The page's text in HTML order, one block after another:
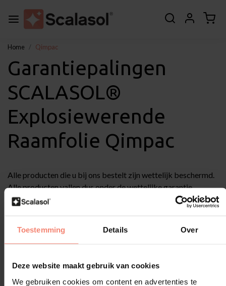
Toestemming Details Over
Deze website maakt gebruik van cookies
We gebruiken cookies om content en advertenties te
Home Qimpac
Garantiepalingen
SCALASOL®
Explosiewerende
Raamfolie Qimpac
Alle producten die u bij ons bestelt zijn wettelijk beschermd.
Alle producten vallen dus onder de wettelijke garantie.
De wettelijke garantie houdt in dat een product is of moet
Garantiebepalingen SCALASOL® Qimpac:
Productsoort: Item: Download:
Klik hier om de